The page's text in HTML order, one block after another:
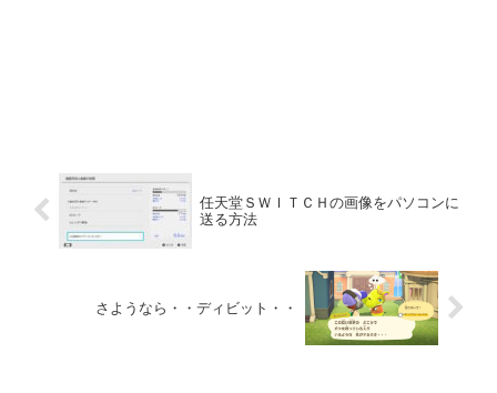
任天堂ＳＷＩＴＣＨの画像をパソコンに
送る方法
さようなら・・ディビット・・